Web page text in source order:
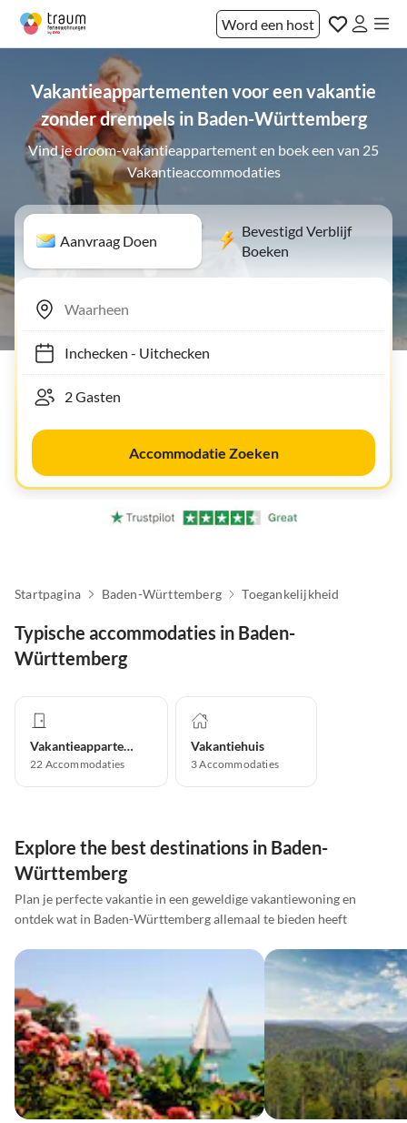
Word een host
Vakantieappartementen voor een vakantie
zonder drempels in Baden-Württemberg
Vind je droom-vakantieappartement en boek een van 25
Vakantieaccommodaties
Aanvraag Doen
Bevestigd Verblijf
Boeken
Inchecken- Uitchecken
Accommodatie Zoeken
Startpagina Baden-Württemberg Toegankelijkheid
Typische accommodaties in Baden-
Württemberg
Vakantieappartement
22 Accommodaties
Vakantiehuis
3Accommodaties
Explore the best destinations in Baden-
Württemberg
Plan je perfecte vakantie in een geweldige vakantiewoning en
ontdek wat in Baden-Württemberg allemaal te bieden heeft